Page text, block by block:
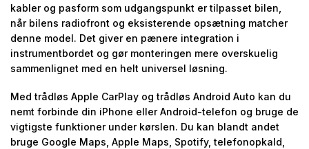
kabler og pasform som udgangspunkt er tilpasset bilen,
når bilens radiofront og eksisterende opsætning matcher
denne model. Det giver en pænere integration i
instrumentbordet og gør monteringen mere overskuelig
sammenlignet med en helt universel løsning.
Med trådløs Apple CarPlay og trådløs Android Auto kan du
nemt forbinde din iPhone eller Android-telefon og bruge de
vigtigste funktioner under kørslen. Du kan blandt andet
bruge Google Maps, Apple Maps, Spotify, telefonopkald,